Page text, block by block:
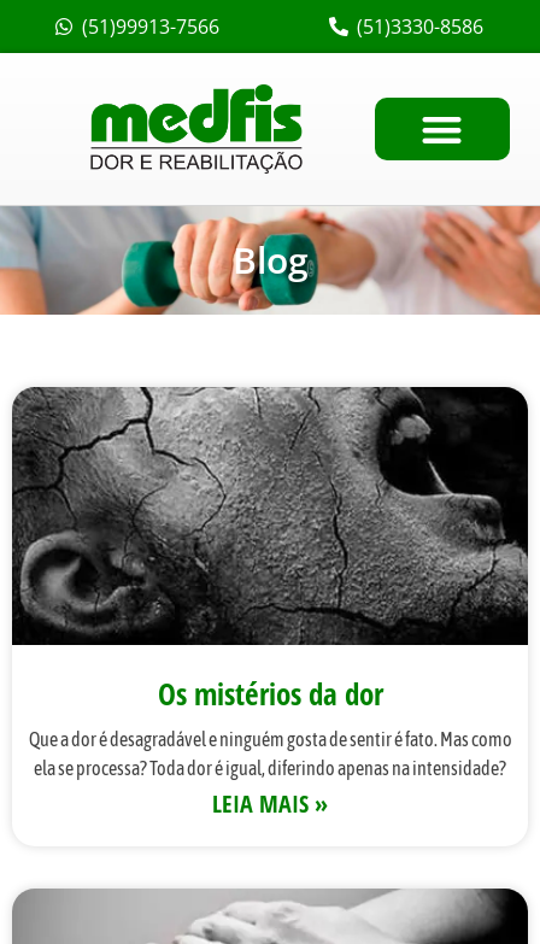
(51)99913-7566 (51)3330-8586
Blog
Os mistérios da dor
Que a dor é desagradável e ninguém gosta de sentir é fato. Mas como
ela se processa? Toda dor é igual, diferindo apenas na intensidade?
LEIA MAIS »